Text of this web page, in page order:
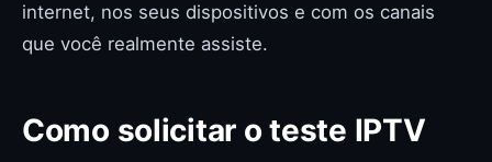
internet, nos seus dispositivos e com os canais
que você realmente assiste.
Como solicitar o teste IPTV